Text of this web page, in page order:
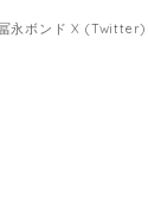
永ボンド X (Twitter)